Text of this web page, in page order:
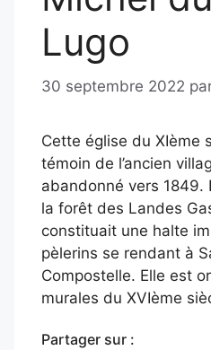
Lugo
30 septembre 2022
Cette église du XIème
témoin de l’ancien
abandonné vers 1849.
la forêt des Landes
constituait une halte
pèlerins se rendant à
Compostelle. Elle est
murales du XVIème
Partager sur :